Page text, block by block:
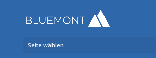
Seite wählen